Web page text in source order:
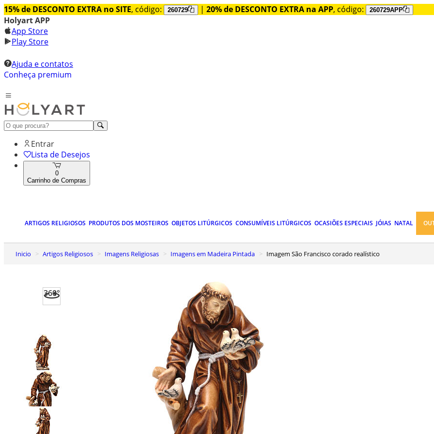
15% de DESCONTO EXTRA no SITE, código: 260729 | 20% de DESCONTO EXTRA na APP, código: 260729APP
Holyart APP
App Store
Play Store
Ajuda e contatos
Conheça premium
Entrar
Lista de Desejos
0
Carrinho de Compras
ARTIGOS RELIGIOSOS PRODUTOS DOS MOSTEIROS OBJETOS LITÚRGICOS CONSUMÍVEIS LITÚRGICOS OCASIÕES ESPECIAIS JÓIAS NATAL
Inicio Artigos Religiosos Imagens Religiosas Imagens em Madeira Pintada Imagem São Francisco corado realístico
360°